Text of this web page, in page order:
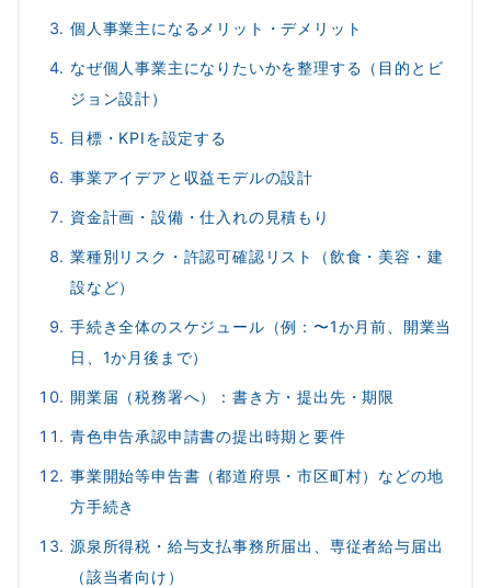
個人事業主になるメリット・デメリット
なぜ個人事業主になりたいかを整理する（目的とビ
ジョン設計）
目標・KPIを設定する
事業アイデアと収益モデルの設計
資金計画・設備・仕入れの見積もり
業種別リスク・許認可確認リスト（飲食・美容・建
設など）
手続き全体のスケジュール（例：〜1か月前、開業当
日、1か月後まで）
開業届（税務署へ）：書き方・提出先・期限
青色申告承認申請書の提出時期と要件
事業開始等申告書（都道府県・市区町村）などの地
方手続き
源泉所得税・給与支払事務所届出、専従者給与届出
（該当者向け）